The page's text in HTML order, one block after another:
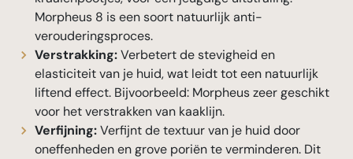
Morpheus 8 is een soort natuurlijk anti-
verouderingsproces.
Verstrakking:Verbetert de stevigheid en
elasticiteit van je huid, wat leidt tot een natuurlijk
liftend effect. Bijvoorbeeld: Morpheus zeer geschikt
voor het verstrakken van kaaklijn.
Verfijning:Verfijnt de textuur van je huid door
oneffenheden en grove poriën te verminderen. Dit